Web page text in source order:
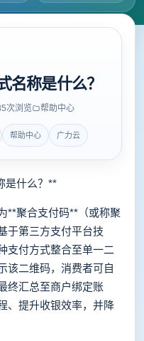
名称是什么？
次浏览 帮助中心
帮助中心 广力云
什么？**
聚合支付码**（或称聚
于第三方支付平台技
支付方式整合至单一二
该二维码，消费者可自
终汇总至商户绑定账
、提升收银效率，并降